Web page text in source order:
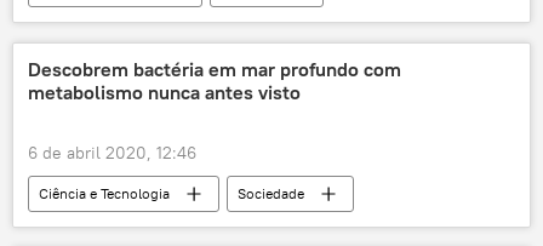
COVID-19 no Brasil no início de abril de 2020
João Doria
Jair Bolsonaro
COVID-19
novo coronavírus
Descobrem bactéria em mar profundo com
metabolismo nunca antes visto
6 de abril 2020, 12:46
Ciência e Tecnologia
Sociedade
Notícias
Frankfurt
Nature